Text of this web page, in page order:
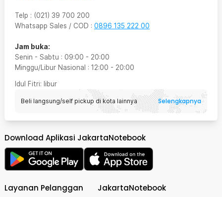
Telp : (021) 39 700 200
Whatsapp Sales / COD : 0896 135 222 00
Jam buka:
Senin - Sabtu : 09:00 - 20:00
Minggu/Libur Nasional : 12:00 - 20:00
Idul Fitri: libur
Beli langsung/self pickup di kota lainnya Selengkapnya
Download Aplikasi JakartaNotebook
Layanan Pelanggan JakartaNotebook